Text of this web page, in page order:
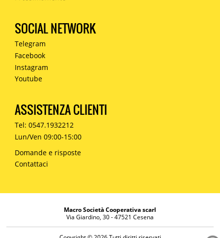
SOCIAL NETWORK
Telegram
Facebook
Instagram
Youtube
ASSISTENZA CLIENTI
Tel: 0547.1932212
Lun/Ven 09:00-15:00
Domande e risposte
Contattaci
Macro Società Cooperativa scarl
Via Giardino, 30 - 47521 Cesena